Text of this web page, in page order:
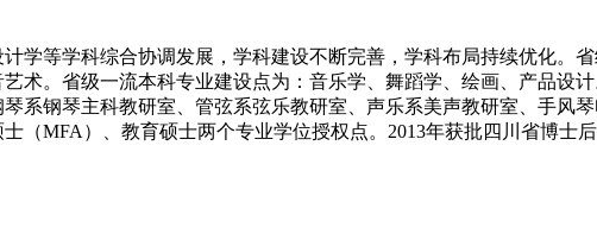
学等学科综合协调发展，学科建设不断完善，学科布局持续优化。
术。省级一流本科专业建设点为：音乐学、舞蹈学、绘画、产品设
钢琴主科教研室、管弦系弦乐教研室、声乐系美声教研室、手风琴
MFA）、教育硕士两个专业学位授权点。2013年获批四川省博士后